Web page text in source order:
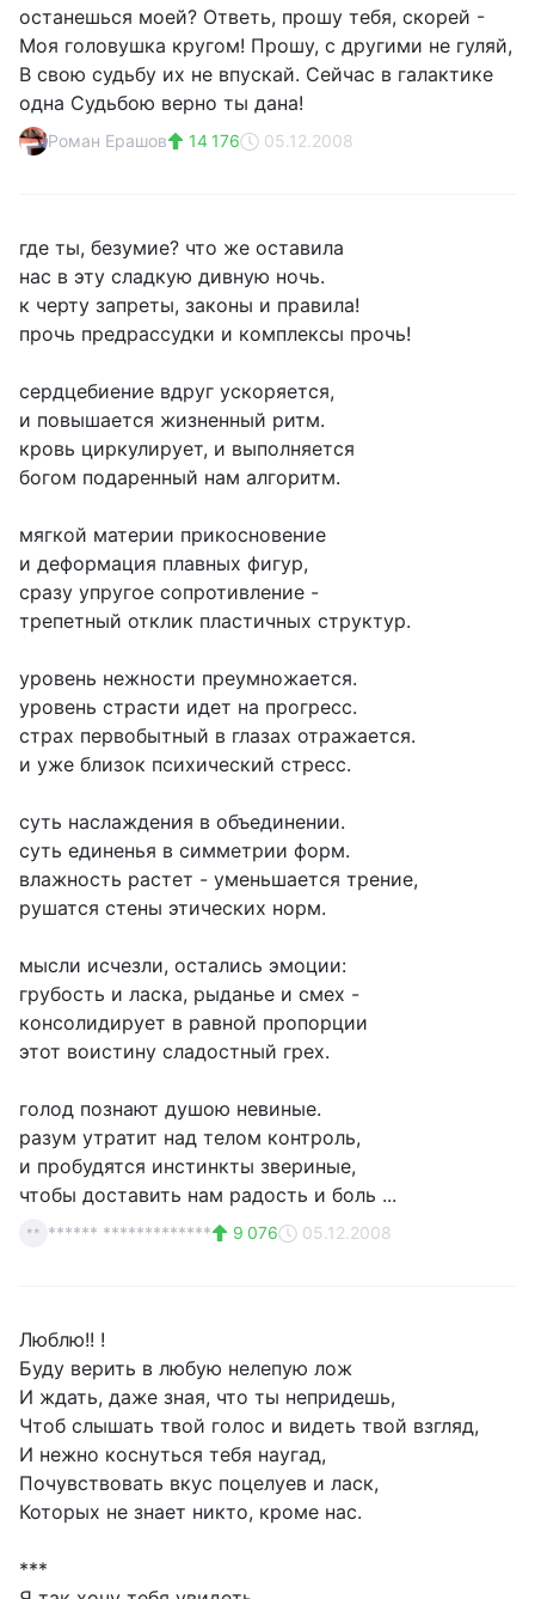
останешься моей? Ответь, прошу тебя, скорей -
Моя головушка кругом! Прошу, с другими не гуляй,
В свою судьбу их не впускай. Сейчас в галактике
одна Судьбою верно ты дана!
Роман Ерашов 14 176 05.12.2008
где ты, безумие? что же оставила
нас в эту сладкую дивную ночь.
к черту запреты, законы и правила!
прочь предрассудки и комплексы прочь!
сердцебиение вдруг ускоряется,
и повышается жизненный ритм.
кровь циркулирует, и выполняется
богом подаренный нам алгоритм.
мягкой материи прикосновение
и деформация плавных фигур,
сразу упругое сопротивление -
трепетный отклик пластичных структур.
уровень нежности преумножается.
уровень страсти идет на прогресс.
страх первобытный в глазах отражается.
и уже близок психический стресс.
суть наслаждения в объединении.
суть единенья в симметрии форм.
влажность растет - уменьшается трение,
рушатся стены этических норм.
мысли исчезли, остались эмоции:
грубость и ласка, рыданье и смех -
консолидирует в равной пропорции
этот воистину сладостный грех.
голод познают душою невиные.
разум утратит над телом контроль,
и пробудятся инстинкты звериные,
чтобы доставить нам радость и боль ...
** ****** ************* 9 076 05.12.2008
Люблю!! !
Буду верить в любую нелепую лож
И ждать, даже зная, что ты непридешь,
Чтоб слышать твой голос и видеть твой взгляд,
И нежно коснуться тебя наугад,
Почувствовать вкус поцелуев и ласк,
Которых не знает никто, кроме нас.
***